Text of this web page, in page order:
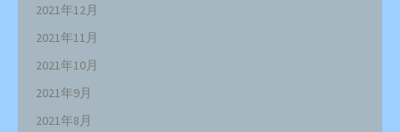
2021年12月
2021年11月
2021年10月
2021年9月
2021年8月